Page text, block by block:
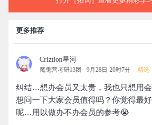
更多推荐
Criztion星河
魔鬼营考研13团 9月28日 20时7分 精选
纠结…想办会员又太贵，我也只想用会
想问一下大家会员值得吗？你觉得最
呢…用以做办不办会员的参考😭